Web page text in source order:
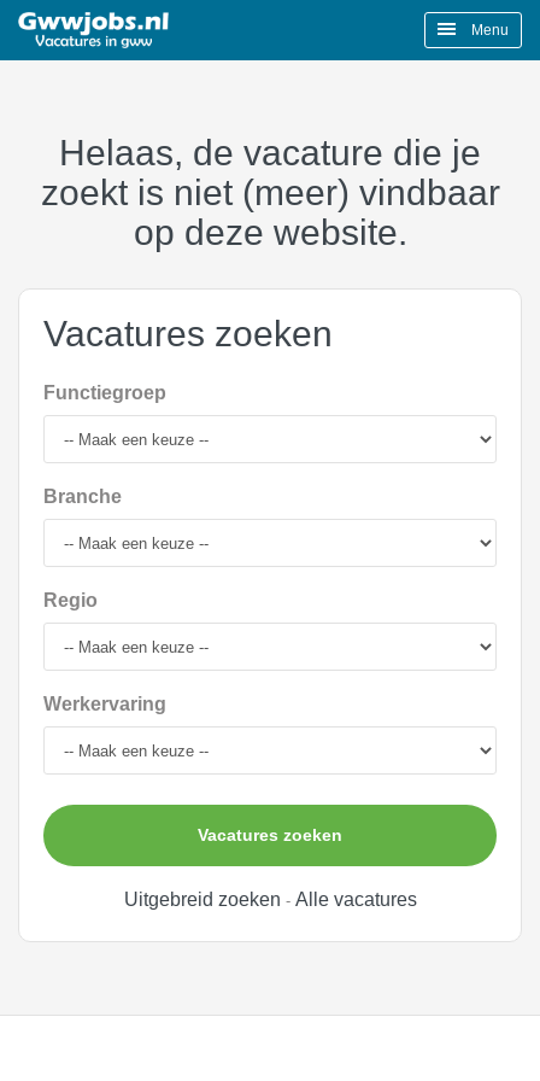
Menu
Helaas, de vacature die je
zoekt is niet (meer) vindbaar
op deze website.
Vacatures zoeken
Functiegroep
Branche
Regio
Werkervaring
Vacatures zoeken
Uitgebreid zoeken - Alle vacatures